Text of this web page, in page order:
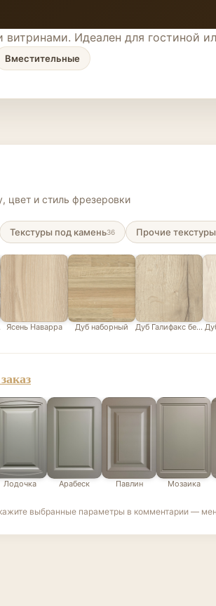
Идеален для гостиной
Вместительные
цвет и стиль фрезеровки
Текстуры под камень36 Прочие текстуры
белая
Ясень Наварра Дуб наборный Дуб Галифакс белый
Лодочка Арабеск Павлин Мозаика
выбранные параметры в комментарии —